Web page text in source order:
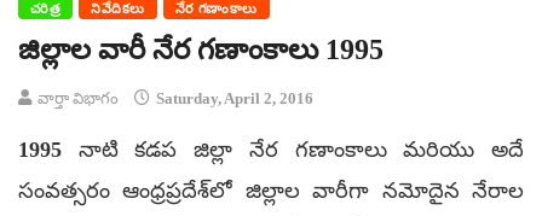
చరిత్ర నివేదికలు నేర గణాంకాలు
జిల్లాల వారీ నేర గణాంకాలు 1995
వార్తా విభాగం Saturday, April 2, 2016
1995 నాటి కడప జిల్లా నేర గణాంకాలు మరియు అదే
సంవత్సరం ఆంధ్రప్రదేశ్‌లో జిల్లాల వారీగా నమోదైన నేరాల